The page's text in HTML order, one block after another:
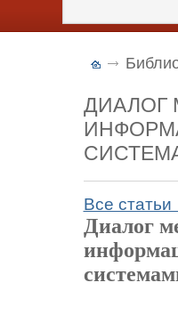
ДИАЛОГ
Все
Диалог